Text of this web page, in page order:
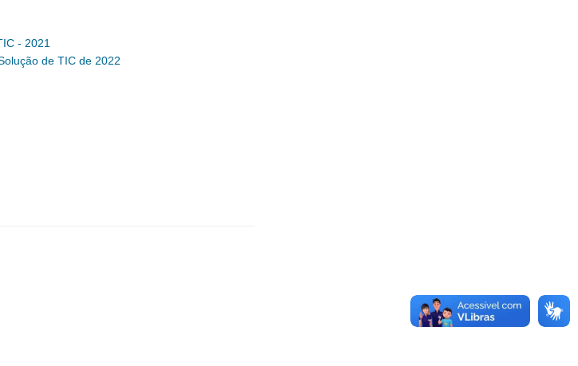
- 2021
de TIC de 2022